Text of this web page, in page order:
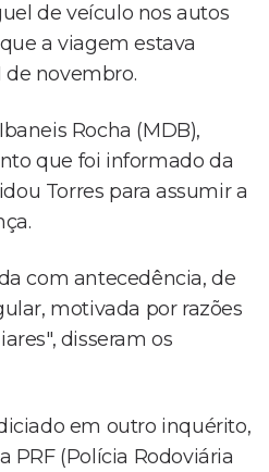
de veículo nos autos
a viagem estava
de novembro.
Rocha (MDB),
que foi informado da
Torres para assumir a
com antecedência, de
motivada por razões
disseram os
em outro inquérito,
PRF (Polícia Rodoviária